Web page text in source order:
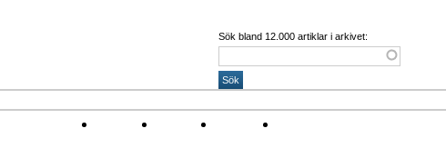
Sök bland 12.000 artiklar i arkivet: